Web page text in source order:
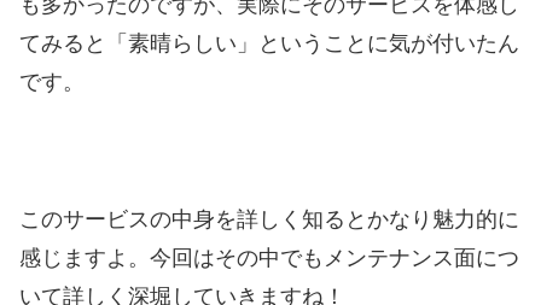
てみると「素晴らしい」ということに気が付いたん
です。
このサービスの中身を詳しく知るとかなり魅力的に
感じますよ。今回はその中でもメンテナンス面につ
いて詳しく深堀していきますね！